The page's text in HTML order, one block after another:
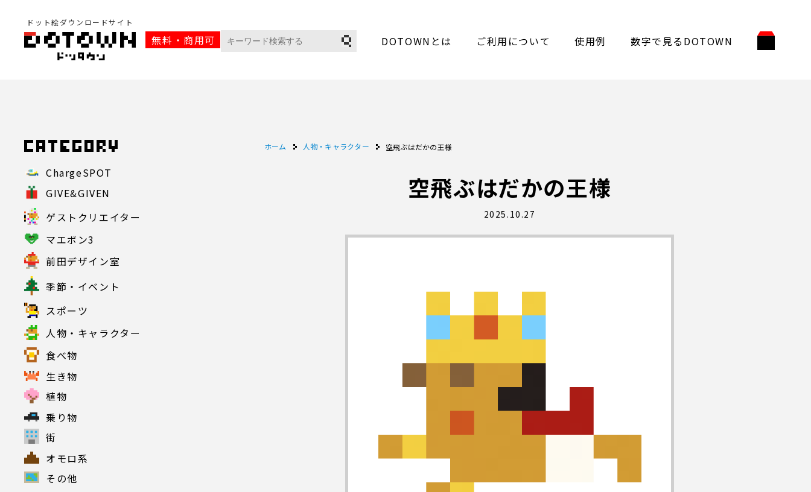
ドット絵ダウンロードサイト
無料・商用可 DOTOWNとは ご利用について 使用例 数字で見るDOTOWN
ChargeSPOT
GIVE&GIVEN
ゲストクリエイター
マエボン3
前田デザイン室
季節・イベント
スポーツ
人物・キャラクター
食べ物
生き物
植物
乗り物
街
オモロ系
その他
ホーム 人物・キャラクター 空飛ぶはだかの王様
空飛ぶはだかの王様
2025.10.27